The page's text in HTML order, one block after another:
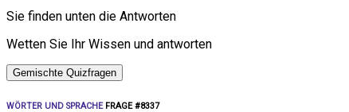
Sie finden unten die Antworten
Wetten Sie Ihr Wissen und antworten
Gemischte Quizfragen
WÖRTER UND SPRACHEFRAGE #8337